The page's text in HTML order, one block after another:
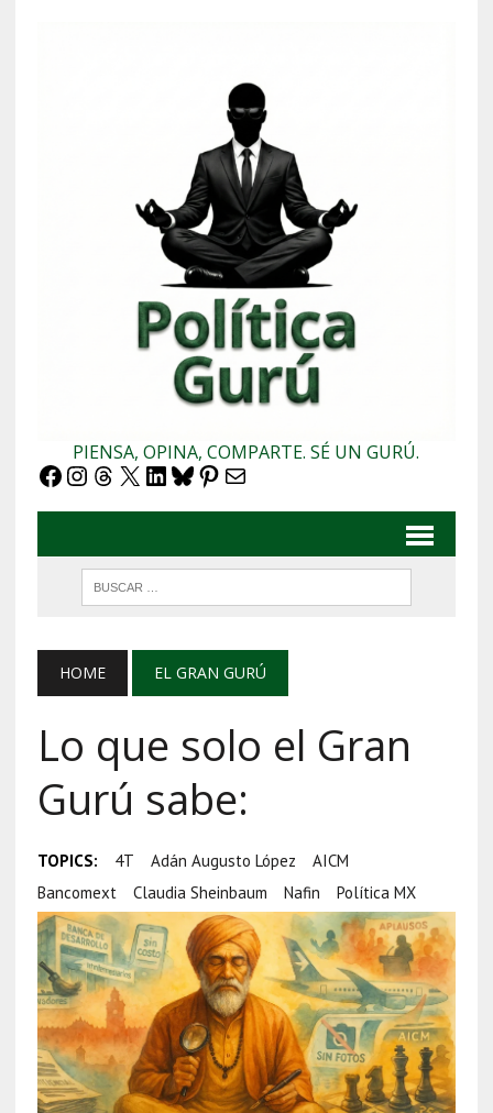
PIENSA, OPINA, COMPARTE. SÉ UN GURÚ.
Facebook
Instagram
Threads
X LinkedIn
Bluesky
Pinterest
Correo electrónico
HOME EL GRAN GURÚ
Lo que solo el Gran
Gurú sabe:
TOPICS: 4T Adán Augusto López
AICM
Bancomext
Claudia Sheinbaum Nafin Política MX